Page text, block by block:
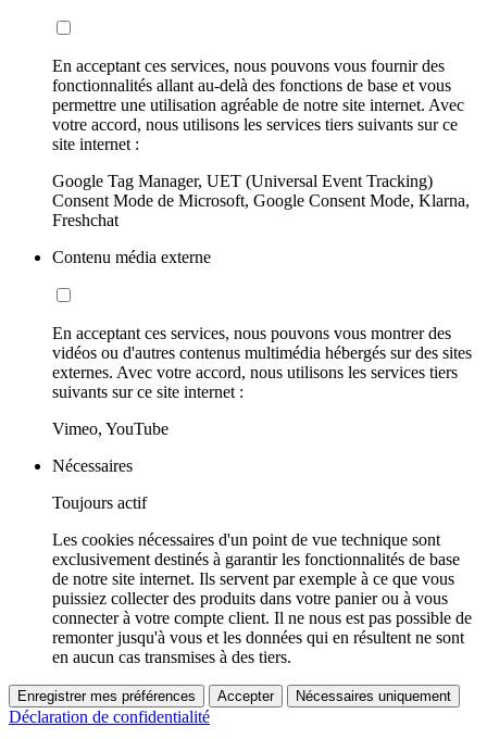
En acceptant ces services, nous pouvons vous fournir des
fonctionnalités allant au-delà des fonctions de base et vous
permettre une utilisation agréable de notre site internet. Avec
votre accord, nous utilisons les services tiers suivants sur ce
site internet :
Google Tag Manager, UET (Universal Event Tracking)
Consent Mode de Microsoft, Google Consent Mode, Klarna,
Freshchat
Contenu média externe
En acceptant ces services, nous pouvons vous montrer des
vidéos ou d'autres contenus multimédia hébergés sur des sites
externes. Avec votre accord, nous utilisons les services tiers
suivants sur ce site internet :
Vimeo, YouTube
Nécessaires
Toujours actif
Les cookies nécessaires d'un point de vue technique sont
exclusivement destinés à garantir les fonctionnalités de base
de notre site internet. Ils servent par exemple à ce que vous
puissiez collecter des produits dans votre panier ou à vous
connecter à votre compte client. Il ne nous est pas possible de
remonter jusqu'à vous et les données qui en résultent ne sont
en aucun cas transmises à des tiers.
Enregistrer mes préférences Accepter Nécessaires uniquement
Déclaration de confidentialité